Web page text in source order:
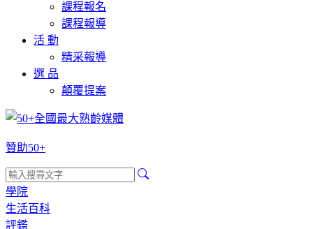
課程報名
課程報導
活 動
精采報導
選 品
顛覆提案
贊助50+
學院
生活百科
評鑑